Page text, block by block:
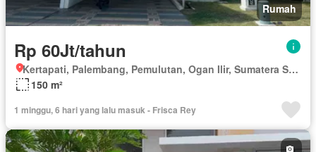
Rumah
Rp 60Jt/tahun
Kertapati, Palembang, Pemulutan, Ogan Ilir, Sumatera Selatan
150 m²
1 minggu, 6 hari yang lalu masuk - Frisca Rey